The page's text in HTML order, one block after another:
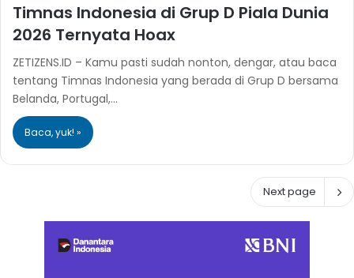
Timnas Indonesia di Grup D Piala Dunia
2026 Ternyata Hoax
ZETIZENS.ID – Kamu pasti sudah nonton, dengar, atau baca
tentang Timnas Indonesia yang berada di Grup D bersama
Belanda, Portugal,…
Baca, yuk! »
Next page